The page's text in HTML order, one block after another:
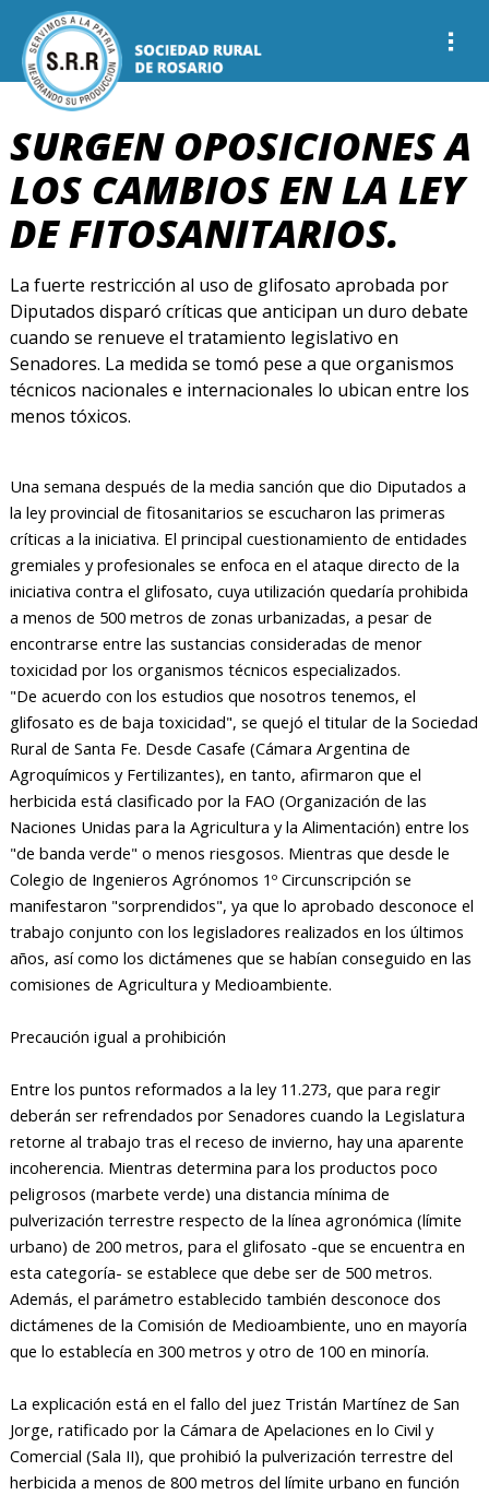
SURGEN OPOSICIONES A
LOS CAMBIOS EN LA LEY
DE FITOSANITARIOS.
La fuerte restricción al uso de glifosato aprobada por
Diputados disparó críticas que anticipan un duro debate
cuando se renueve el tratamiento legislativo en
Senadores. La medida se tomó pese a que organismos
técnicos nacionales e internacionales lo ubican entre los
menos tóxicos.
Una semana después de la media sanción que dio Diputados a
la ley provincial de fitosanitarios se escucharon las primeras
críticas a la iniciativa. El principal cuestionamiento de entidades
gremiales y profesionales se enfoca en el ataque directo de la
iniciativa contra el glifosato, cuya utilización quedaría prohibida
a menos de 500 metros de zonas urbanizadas, a pesar de
encontrarse entre las sustancias consideradas de menor
toxicidad por los organismos técnicos especializados.
"De acuerdo con los estudios que nosotros tenemos, el
glifosato es de baja toxicidad", se quejó el titular de la Sociedad
Rural de Santa Fe. Desde Casafe (Cámara Argentina de
Agroquímicos y Fertilizantes), en tanto, afirmaron que el
herbicida está clasificado por la FAO (Organización de las
Naciones Unidas para la Agricultura y la Alimentación) entre los
"de banda verde" o menos riesgosos. Mientras que desde le
Colegio de Ingenieros Agrónomos 1º Circunscripción se
manifestaron "sorprendidos", ya que lo aprobado desconoce el
trabajo conjunto con los legisladores realizados en los últimos
años, así como los dictámenes que se habían conseguido en las
comisiones de Agricultura y Medioambiente.
Precaución igual a prohibición
Entre los puntos reformados a la ley 11.273, que para regir
deberán ser refrendados por Senadores cuando la Legislatura
retorne al trabajo tras el receso de invierno, hay una aparente
incoherencia. Mientras determina para los productos poco
peligrosos (marbete verde) una distancia mínima de
pulverización terrestre respecto de la línea agronómica (límite
urbano) de 200 metros, para el glifosato -que se encuentra en
esta categoría- se establece que debe ser de 500 metros.
Además, el parámetro establecido también desconoce dos
dictámenes de la Comisión de Medioambiente, uno en mayoría
que lo establecía en 300 metros y otro de 100 en minoría.
La explicación está en el fallo del juez Tristán Martínez de San
Jorge, ratificado por la Cámara de Apelaciones en lo Civil y
Comercial (Sala II), que prohibió la pulverización terrestre del
herbicida a menos de 800 metros del límite urbano en función